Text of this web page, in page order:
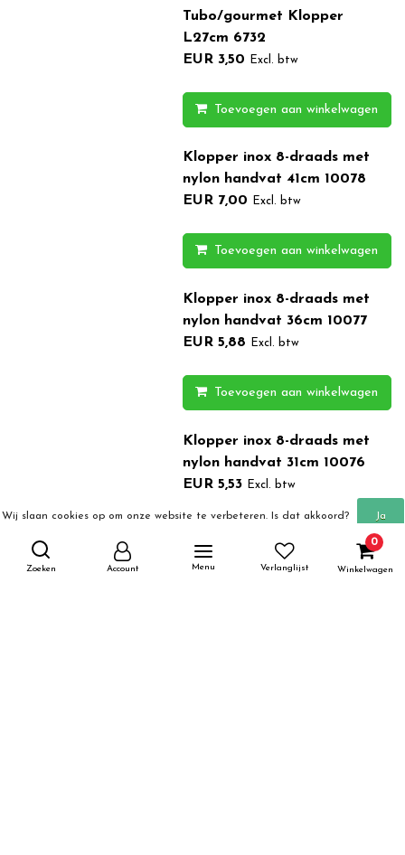
Tubo/gourmet Klopper
L27cm 6732
EUR 3,50
Excl. btw
Toevoegen aan winkelwagen
Klopper inox 8-draads met
nylon handvat 41cm 10078
EUR 7,00
Excl. btw
Toevoegen aan winkelwagen
Klopper inox 8-draads met
nylon handvat 36cm 10077
EUR 5,88
Excl. btw
Toevoegen aan winkelwagen
Klopper inox 8-draads met
nylon handvat 31cm 10076
EUR 5,53
Excl. btw
Toevoegen aan winkelwagen
Zoeken Account Menu Verlanglijst
0
Winkelwagen
Wij slaan cookies op om onze website te verbeteren. Is dat akkoord? Ja
Meer over cookies »